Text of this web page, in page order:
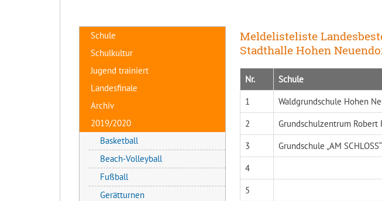
Meldelisteliste
Stadthalle Hohen
Nr. Schule
1
Waldgrundschule Hohen
2
Grundschulzentrum Robert
3
Grundschule „AM
4
5
Schule
Schulkultur
Jugend trainiert
Landesfinale
Archiv
2019/2020
Basketball
Beach-Volleyball
Fußball
Gerätturnen